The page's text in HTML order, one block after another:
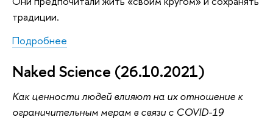
традиции.
Подробнее
Naked Science (26.10.2021)
Как ценности людей влияют на их отношение к
ограничительным мерам в связи с COVID-19